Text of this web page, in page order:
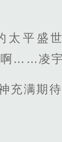
太平盛
啊……凌
充满期待